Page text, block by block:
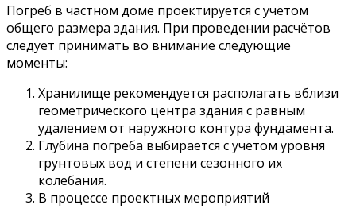
Погреб в частном доме проектируется с учётом
общего размера здания. При проведении расчётов
следует принимать во внимание следующие
моменты:
Хранилище рекомендуется располагать вблизи
геометрического центра здания с равным
удалением от наружного контура фундамента.
Глубина погреба выбирается с учётом уровня
грунтовых вод и степени сезонного их
колебания.
В процессе проектных мероприятий